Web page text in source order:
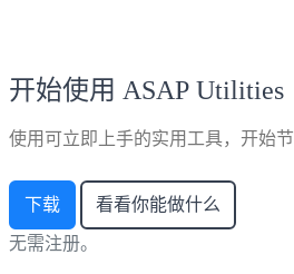
开始使用 ASAP Utilities
使用可立即上手的实用工具，开始节
下载 看看你能做什么
无需注册。